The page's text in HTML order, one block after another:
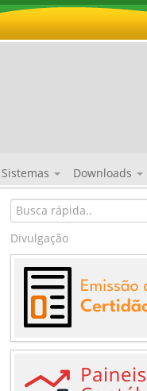
Sistemas Downloads
Divulgação